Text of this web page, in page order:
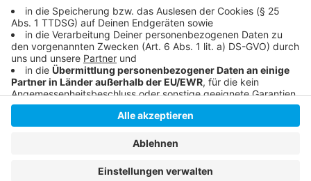
Anzeige